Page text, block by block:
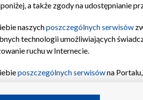
a także zgody na udostępnianie
naszychposzczególnych serwisów
technologii umożliwiających
ruchu w Internecie.
poszczególnych serwisówna
informacji na urządzeniu